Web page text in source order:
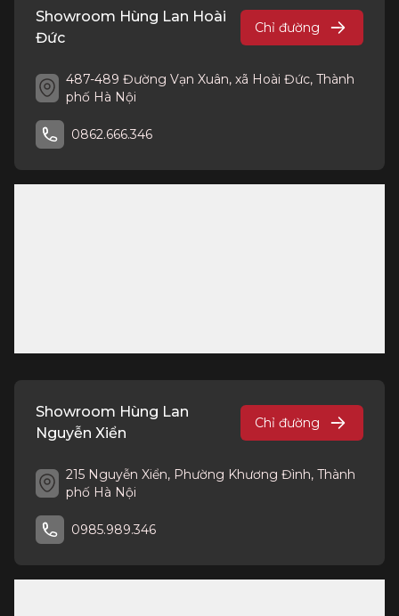
Showroom Hùng Lan Hoài
Đức
Chỉ đường
487-489 Đường Vạn Xuân, xã Hoài Đức, Thành
phố Hà Nội
0862.666.346
Showroom Hùng Lan
Nguyễn Xiển
Chỉ đường
215 Nguyễn Xiển, Phường Khương Đình, Thành
phố Hà Nội
0985.989.346